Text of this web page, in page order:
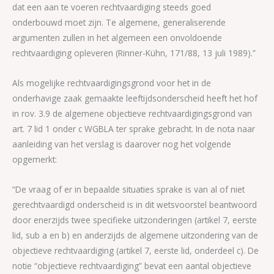
dat een aan te voeren rechtvaardiging steeds goed
onderbouwd moet zijn. Te algemene, generaliserende
argumenten zullen in het algemeen een onvoldoende
rechtvaardiging opleveren (Rinner-Kühn, 171/88, 13 juli 1989).”
Als mogelijke rechtvaardigingsgrond voor het in de
onderhavige zaak gemaakte leeftijdsonderscheid heeft het hof
in rov. 3.9 de algemene objectieve rechtvaardigingsgrond van
art. 7 lid 1 onder c WGBLA ter sprake gebracht. In de nota naar
aanleiding van het verslag is daarover nog het volgende
opgemerkt:
“De vraag of er in bepaalde situaties sprake is van al of niet
gerechtvaardigd onderscheid is in dit wetsvoorstel beantwoord
door enerzijds twee specifieke uitzonderingen (artikel 7, eerste
lid, sub a en b) en anderzijds de algemene uitzondering van de
objectieve rechtvaardiging (artikel 7, eerste lid, onderdeel c). De
notie “objectieve rechtvaardiging” bevat een aantal objectieve